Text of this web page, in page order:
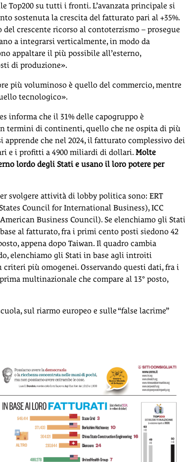
Top200 su tutti i fronti. L’avanzata principale si
sostenuta la crescita del fatturato pari al +35%.
crescente ricorso al contoterzismo – prosegue
a integrarsi verticalmente, in modo da
appaltare il più possibile all’esterno,
di produzione».
più voluminoso è quello del commercio, mentre
tecnologico».
informa che il 31% delle capogruppo è
termini di continenti, quello che ne ospita di più
apprende che nel 2024, il fatturato complessivo dei
e i profitti a 4900 miliardi di dollari. Molte
lordo degli Stati e usano il loro potere per
svolgere attività di lobby politica sono: ERT
Council for International Business), ICC
Business Council). Se elenchiamo gli Stati
al fatturato, fra i primi cento posti siedono 42
appena dopo Taiwan. Il quadro cambia
elenchiamo gli Stati in base agli introiti
più omogenei. Osservando questi dati, fra i
multinazionale che compare al 13° posto,
sul riarmo europeo e sulle “false lacrime”